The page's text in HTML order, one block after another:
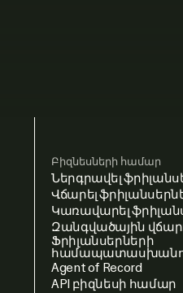
Բիզնեսների համար
Ներգրավել
Վճարել
Կառավարել
Զանգվածային
Ֆրիլանսերների
Agent of Record
API բիզնեսի համար